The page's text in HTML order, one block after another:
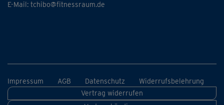
E-Mail: tchibo@fitnessraum.de
Impressum AGB Datenschutz
Widerrufsbelehrung
Vertrag widerrufen